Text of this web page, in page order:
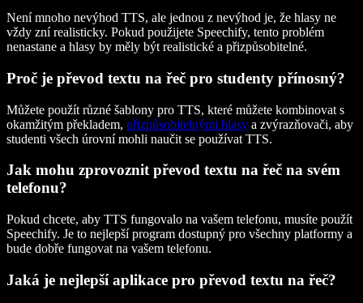
Není mnoho nevýhod TTS, ale jednou z nevýhod je, že hlasy ne
vždy zní realisticky. Pokud použijete Speechify, tento problém
nenastane a hlasy by měly být realistické a přizpůsobitelné.
Proč je převod textu na řeč pro studenty přínosný?
Můžete použít různé šablony pro TTS, které můžete kombinovat s
okamžitým překladem, přizpůsobitelnými hlasy a zvýrazňovači, aby
studenti všech úrovní mohli naučit se používat TTS.
Jak mohu zprovoznit převod textu na řeč na svém
telefonu?
Pokud chcete, aby TTS fungovalo na vašem telefonu, musíte použít
Speechify. Je to nejlepší program dostupný pro všechny platformy a
bude dobře fungovat na vašem telefonu.
Jaká je nejlepší aplikace pro převod textu na řeč?